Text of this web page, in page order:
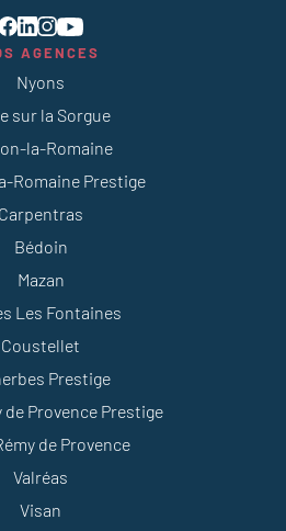
AGENCES
Nyons
sur la Sorgue
la-Romaine
Romaine Prestige
Carpentras
Bédoin
Mazan
Les Fontaines
Coustellet
Prestige
de Provence Prestige
de Provence
Valréas
Visan